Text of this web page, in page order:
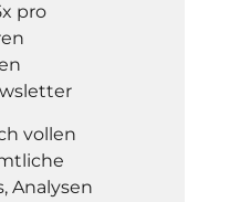
pro
vollen
Analysen